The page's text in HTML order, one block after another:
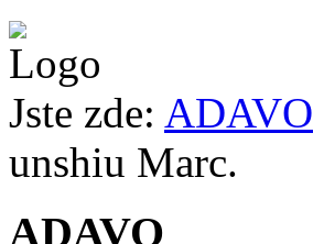
Jste zde: ADAVO
unshiu Marc.
ADAVO